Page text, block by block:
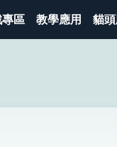
區 教學應用 貓